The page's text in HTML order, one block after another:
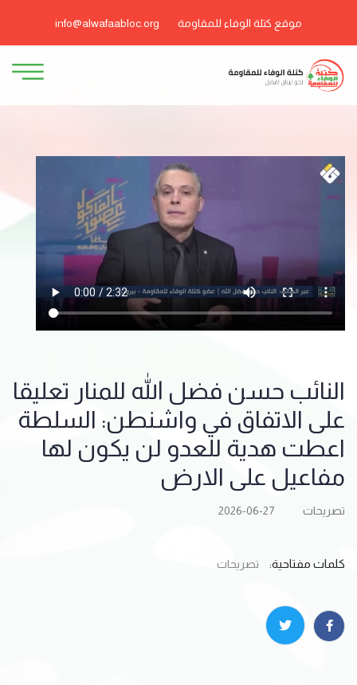
موقع كتلة الوفاء للمقاومة info@alwafaabloc.org
النائب حسن فضل الله للمنار تعليقا
على الاتفاق في واشنطن: السلطة
اعطت هدية للعدو لن يكون لها
مفاعيل على الارض
تصريحات 2026-06-27
كلمات مفتاحية: تصريحات